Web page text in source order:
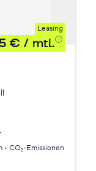
Leasing
€ / mtl.
CO₂-Emissionen